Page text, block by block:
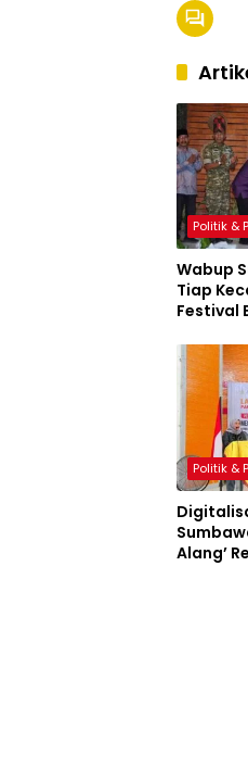
Politik &
Wabup
Tiap
Festival
Politik &
Alang’